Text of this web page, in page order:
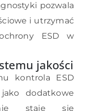
pozwala
i utrzymać
ESD w
jakości
kontrola ESD
dodatkowe
staje się